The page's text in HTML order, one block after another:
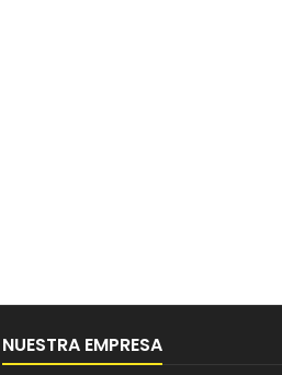
NUESTRA EMPRESA